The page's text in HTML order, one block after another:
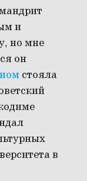
и
но мне
он
стояла
в